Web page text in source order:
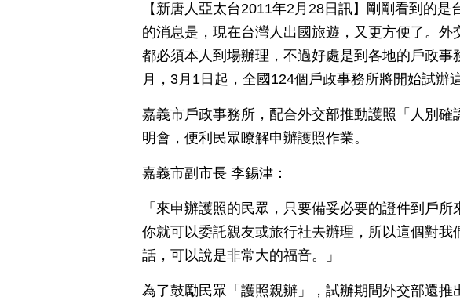
【新唐人亞太台2011年2月28日訊】剛剛看到的
的消息是，現在台灣人出國旅遊，又更方便了。外
都必須本人到場辦理，不過好處是到各地的戶政事
月，3月1日起，全國124個戶政事務所將開始試辦
嘉義市戶政事務所，配合外交部推動護照「人別確
明會，便利民眾瞭解申辦護照作業。
嘉義市副市長 李錫津：
「來申辦護照的民眾，只要備妥必要的證件到戶所
你就可以委託親友或旅行社去辦理，所以這個對我
話，可以說是非常大的福音。」
為了鼓勵民眾「護照親辦」，試辦期間外交部還推